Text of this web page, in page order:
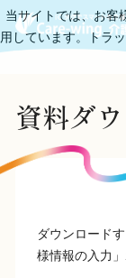
資料ダ
ダウンロード
様情報の入力
当サイトでは、お客
用しています。トラ